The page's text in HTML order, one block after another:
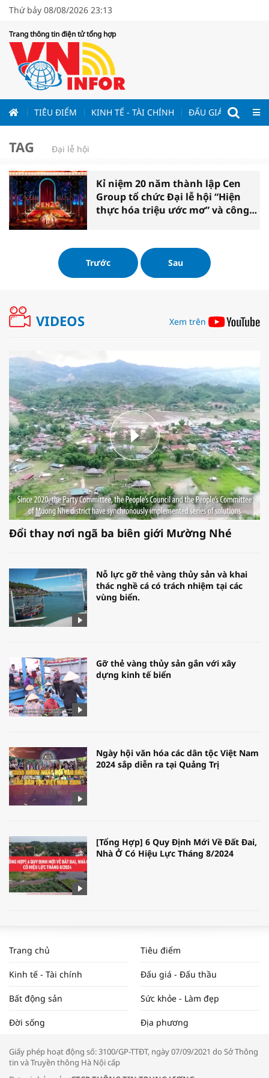
Thứ bảy 08/08/2026 23:13
Trang thông tin điện tử tổng hợp
TIÊU ĐIỂM KINH TẾ - TÀI CHÍNH ĐẤU GIÁ - ĐẤU
TAG Đại lễ hội
Kỉ niệm 20 năm thành lập Cen
Group tổ chức Đại lễ hội “Hiện
thực hóa triệu ước mơ” và công
Trước Sau
VIDEOS Xem trên
Đổi thay nơi ngã ba biên giới Mường Nhé
Nỗ lực gỡ thẻ vàng thủy sản và khai
thác nghề cá có trách nhiệm tại các
vùng biển.
Gỡ thẻ vàng thủy sản gắn với xây
dựng kinh tế biển
Ngày hội văn hóa các dân tộc Việt Nam
2024 sắp diễn ra tại Quảng Trị
[Tổng Hợp] 6 Quy Định Mới Về Đất Đai,
Nhà Ở Có Hiệu Lực Tháng 8/2024
ĐẬP THỊ TRƯỜNG #62
Tọa đàm “Xúc tiến thương mại: Khơi
thông đầu ra cho sản phẩm OCOP”
Trang chủ Tiêu điểm
Kinh tế - Tài chính Đấu giá - Đấu thầu
Bất động sản Sức khỏe - Làm đẹp
Đời sống Địa phương
Giấy phép hoạt động số: 3100/GP-TTĐT, ngày 07/09/2021 do Sở Thông
tin và Truyền thông Hà Nội cấp